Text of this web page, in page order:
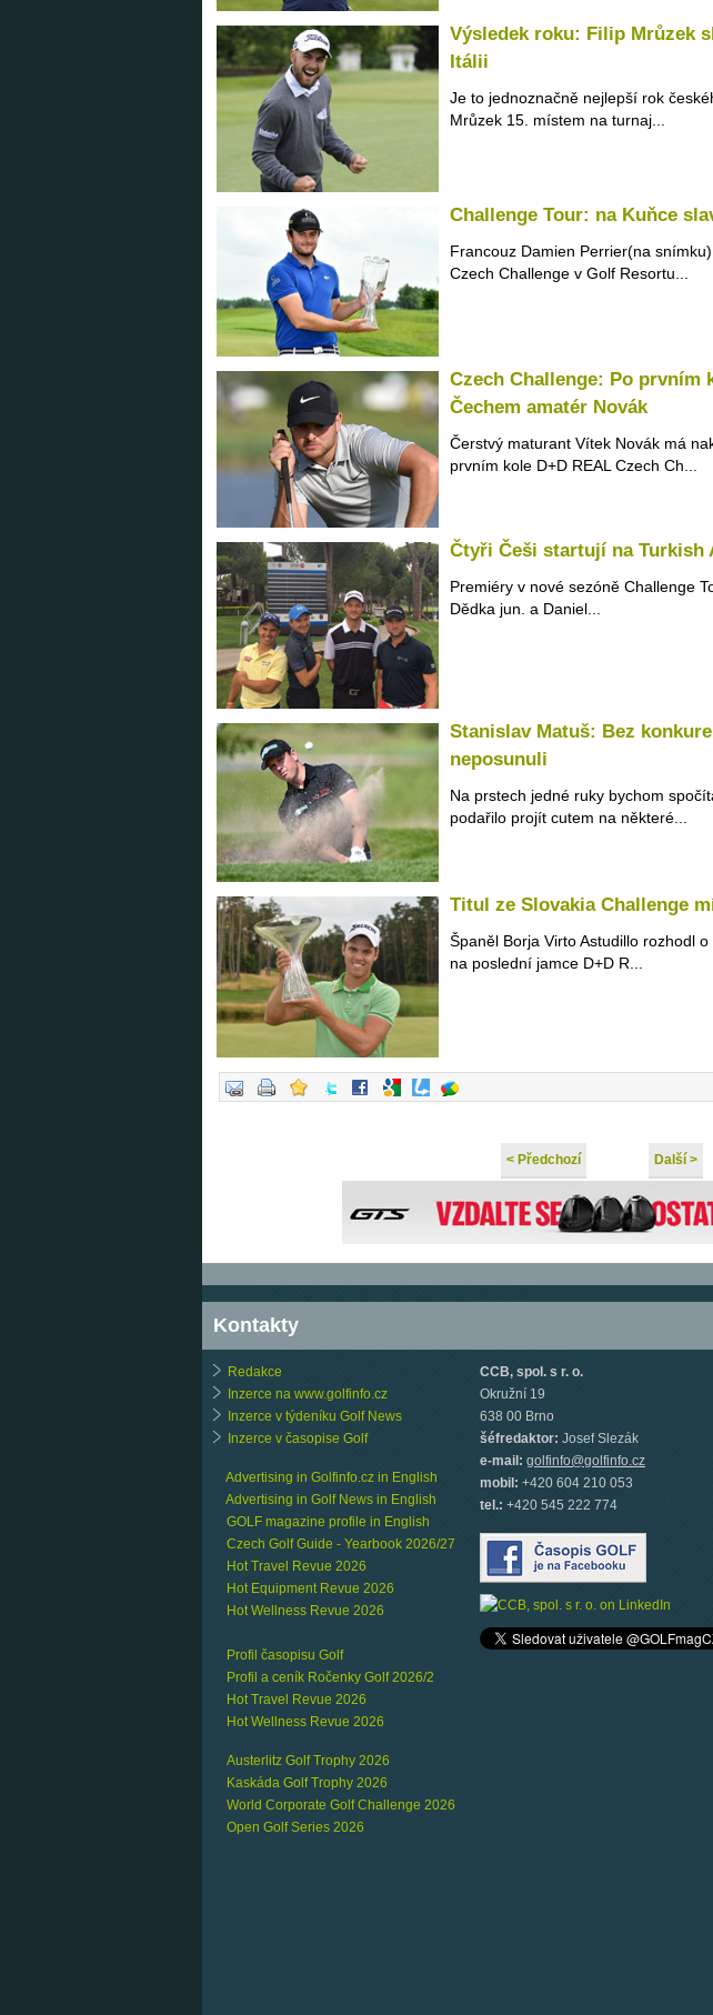
Výsledek roku: Filip Mrůzek
Itálii
Je to jednoznačně nejlepší rok
Mrůzek 15. místem na turnaj...
Challenge Tour: na Kuňce
Francouz Damien Perrier(na
Czech Challenge v Golf Resortu...
Czech Challenge: Po prvním
Čechem amatér Novák
Čerstvý maturant Vítek Novák má
prvním kole D+D REAL Czech Ch...
Čtyři Češi startují na Turkish
Premiéry v nové sezóně Challenge
Dědka jun. a Daniel...
Stanislav Matuš: Bez
neposunuli
Na prstech jedné ruky bychom
podařilo projít cutem na některé...
Titul ze Slovakia Challenge
Španěl Borja Virto Astudillo rozhodl
na poslední jamce D+D R...
< Předchozí Další >
Kontakty
Redakce
Inzerce na www.golfinfo.cz
Inzerce v týdeníku Golf News
Inzerce v časopise Golf
Advertising in Golfinfo.cz in English
Advertising in Golf News in English
GOLF magazine profile in English
Czech Golf Guide - Yearbook 2026/27
Hot Travel Revue 2026
Hot Equipment Revue 2026
Hot Wellness Revue 2026
Profil časopisu Golf
Profil a ceník Ročenky Golf 2026/2
Hot Travel Revue 2026
Hot Wellness Revue 2026
Austerlitz Golf Trophy 2026
Kaskáda Golf Trophy 2026
World Corporate Golf Challenge 2026
Open Golf Series 2026
CCB, spol. s r. o.
Okružní 19
638 00 Brno
šéfredaktor: Josef Slezák
e-mail: golfinfo@golfinfo.cz
mobil: +420 604 210 053
tel.: +420 545 222 774